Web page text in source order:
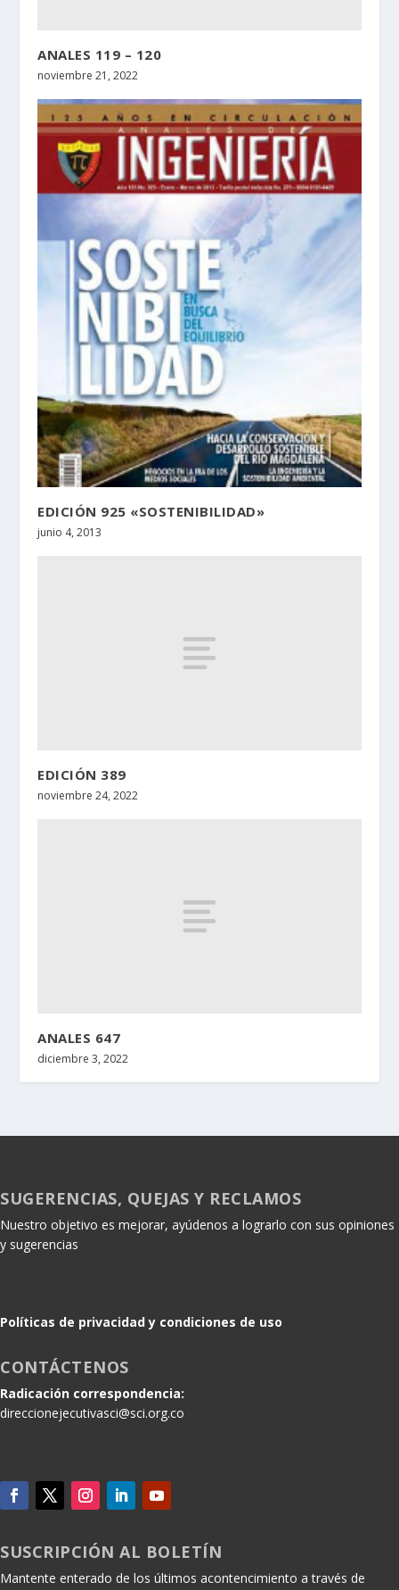
ANALES 119 – 120
noviembre 21, 2022
EDICIÓN 925 «SOSTENIBILIDAD»
junio 4, 2013
EDICIÓN 389
noviembre 24, 2022
ANALES 647
diciembre 3, 2022
SUGERENCIAS, QUEJAS Y RECLAMOS
Nuestro objetivo es mejorar, ayúdenos a lograrlo con sus opiniones
y sugerencias
Políticas de privacidad y condiciones de uso
CONTÁCTENOS
Radicación correspondencia:
direccionejecutivasci@sci.org.co
SUSCRIPCIÓN AL BOLETÍN
Mantente enterado de los últimos acontencimiento a través de